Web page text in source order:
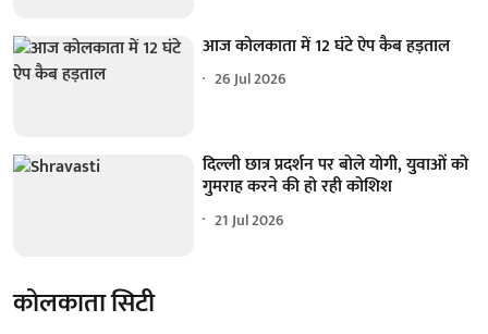
आज कोलकाता में 12 घंटे ऐप कैब हड़ताल
26 Jul 2026
दिल्ली छात्र प्रदर्शन पर बोले योगी, युवाओं को
गुमराह करने की हो रही कोशिश
21 Jul 2026
कोलकाता सिटी